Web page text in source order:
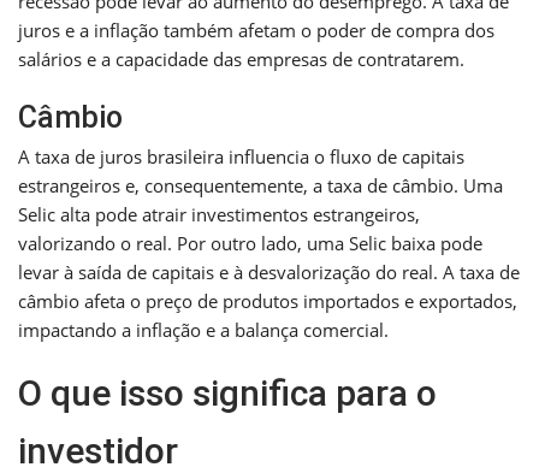
juros e a inflação também afetam o poder de compra dos
salários e a capacidade das empresas de contratarem.
Câmbio
A taxa de juros brasileira influencia o fluxo de capitais
estrangeiros e, consequentemente, a taxa de câmbio. Uma
Selic alta pode atrair investimentos estrangeiros,
valorizando o real. Por outro lado, uma Selic baixa pode
levar à saída de capitais e à desvalorização do real. A taxa de
câmbio afeta o preço de produtos importados e exportados,
impactando a inflação e a balança comercial.
O que isso significa para o
investidor